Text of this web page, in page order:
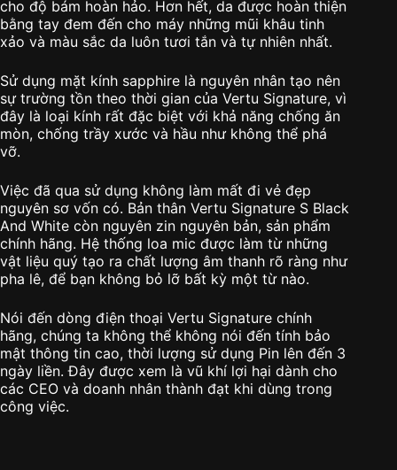
cho độ bám hoàn hảo. Hơn hết, da được hoàn thiện
bằng tay đem đến cho máy những mũi khâu tinh
xảo và màu sắc da luôn tươi tắn và tự nhiên nhất.
Sử dụng mặt kính sapphire là nguyên nhân tạo nên
sự trường tồn theo thời gian của Vertu Signature, vì
đây là loại kính rất đặc biệt với khả năng chống ăn
mòn, chống trầy xước và hầu như không thể phá
vỡ.
Việc đã qua sử dụng không làm mất đi vẻ đẹp
nguyên sơ vốn có. Bản thân Vertu Signature S Black
And White còn nguyên zin nguyên bản, sản phẩm
chính hãng. Hệ thống loa mic được làm từ những
vật liệu quý tạo ra chất lượng âm thanh rõ ràng như
pha lê, để bạn không bỏ lỡ bất kỳ một từ nào.
Nói đến dòng điện thoại Vertu Signature chính
hãng, chúng ta không thể không nói đến tính bảo
mật thông tin cao, thời lượng sử dụng Pin lên đến 3
ngày liền. Đây được xem là vũ khí lợi hại dành cho
các CEO và doanh nhân thành đạt khi dùng trong
công việc.